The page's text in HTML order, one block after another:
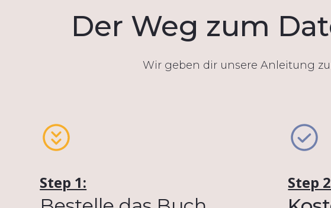
Der Weg zum
Wir geben dir unsere Anleitung
Step 1: Step